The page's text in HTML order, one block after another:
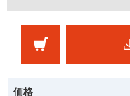
価格